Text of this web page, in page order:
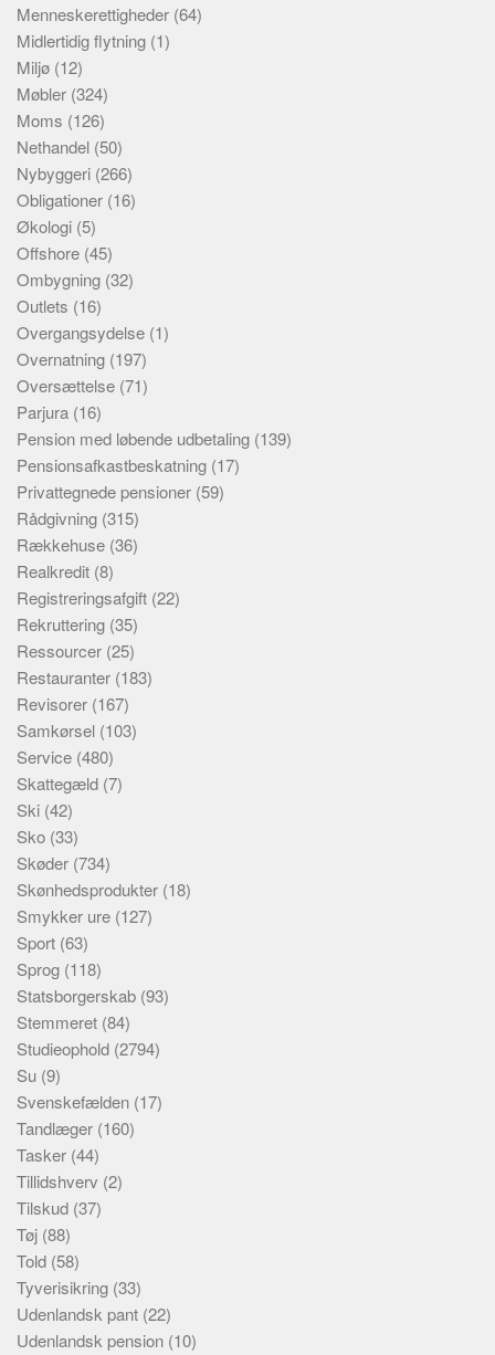
Menneskerettigheder (64)
Midlertidig flytning (1)
Miljø (12)
Møbler (324)
Moms (126)
Nethandel (50)
Nybyggeri (266)
Obligationer (16)
Økologi (5)
Offshore (45)
Ombygning (32)
Outlets (16)
Overgangsydelse (1)
Overnatning (197)
Oversættelse (71)
Parjura (16)
Pension med løbende udbetaling (139)
Pensionsafkastbeskatning (17)
Privattegnede pensioner (59)
Rådgivning (315)
Rækkehuse (36)
Realkredit (8)
Registreringsafgift (22)
Rekruttering (35)
Ressourcer (25)
Restauranter (183)
Revisorer (167)
Samkørsel (103)
Service (480)
Skattegæld (7)
Ski (42)
Sko (33)
Skøder (734)
Skønhedsprodukter (18)
Smykker ure (127)
Sport (63)
Sprog (118)
Statsborgerskab (93)
Stemmeret (84)
Studieophold (2794)
Su (9)
Svenskefælden (17)
Tandlæger (160)
Tasker (44)
Tillidshverv (2)
Tilskud (37)
Tøj (88)
Told (58)
Tyverisikring (33)
Udenlandsk pant (22)
Udenlandsk pension (10)